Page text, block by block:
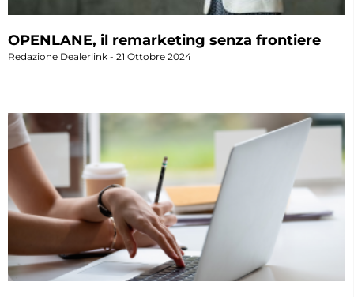
OPENLANE, il remarketing senza frontiere
Redazione Dealerlink 21 Ottobre 2024